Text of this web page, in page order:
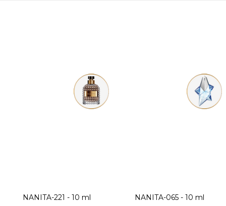
NANITA-221 - 10 ml NANITA-065 - 10 ml